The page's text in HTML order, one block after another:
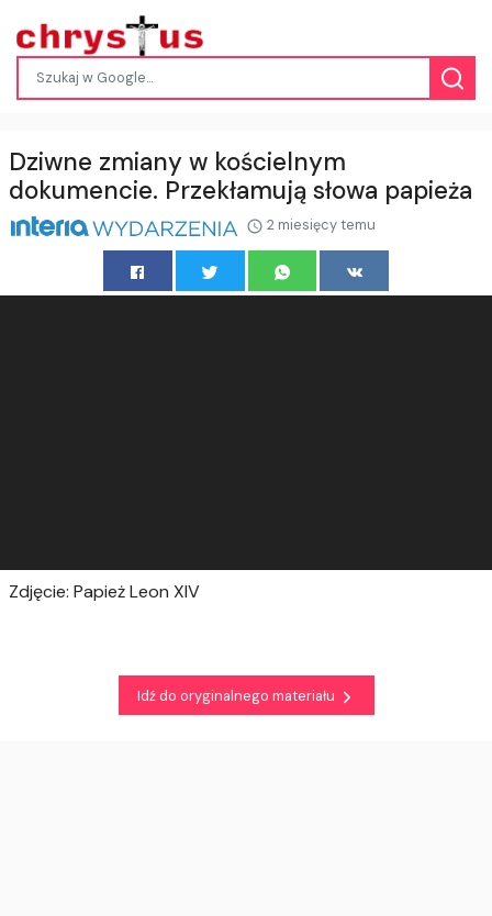
Dziwne zmiany w kościelnym
dokumencie. Przekłamują słowa papieża
2 miesięcy temu
Zdjęcie: Papież Leon XIV
Idź do oryginalnego materiału